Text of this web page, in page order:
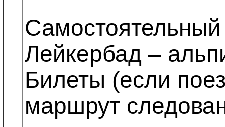
Лейкербад –
Билеты (если
маршрут